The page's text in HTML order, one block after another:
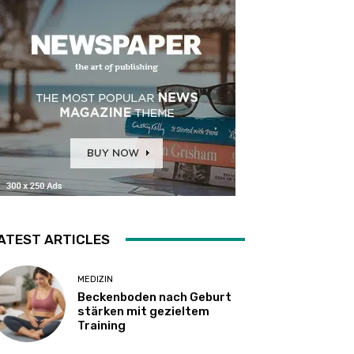
ARTICLES
MEDIZIN
Beckenboden nach Geburt
stärken mit gezieltem
Training